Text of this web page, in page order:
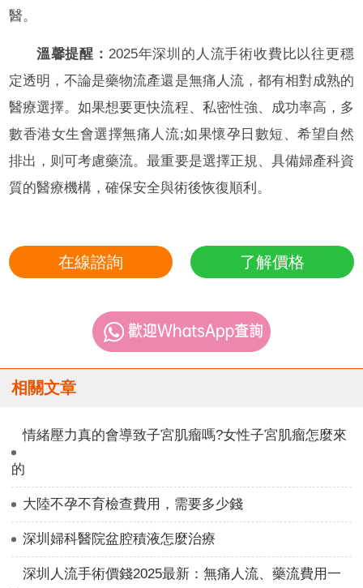
醫。
溫馨提醒： 2025年深圳的人流手術收費比以往更穩
定透明，不論是藥物流產還是無痛人流，都有相對成熟的
醫療選擇。如果想要更快流程、私密性強、成功率高，多
數香港女生會選擇無痛人流;如果懷孕日數短、希望自然
排出，则可考慮藥流。最重要是選擇正規、具備婦產科資
質的醫療機構，確保安全與術後恢復順利。
在線諮詢 了解價格
相關文章
情緒壓力真的會導致子宮肌瘤嗎?女性子宮肌瘤怎麼來
的
大陸不孕不育檢查費用，需要多少錢
深圳婦科醫院盆腔積液怎麼治療
深圳人流手術價錢2025最新：無痛人流、藥流費用一